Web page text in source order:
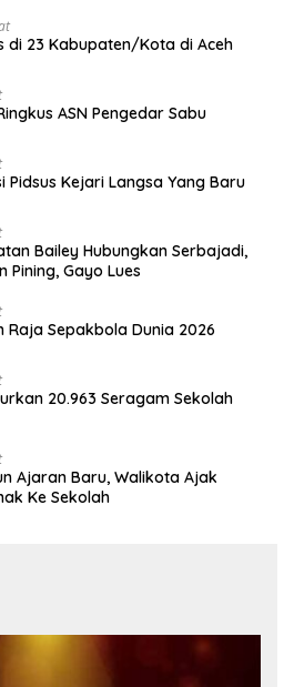
di 23 Kabupaten/Kota di Aceh
ASN Pengedar Sabu
Pidsus Kejari Langsa Yang Baru
Bailey Hubungkan Serbajadi,
Pining, Gayo Lues
Raja Sepakbola Dunia 2026
20.963 Seragam Sekolah
Ajaran Baru, Walikota Ajak
Ke Sekolah